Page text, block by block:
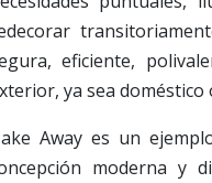
eficiente,
ya sea doméstico
Away es un
moderna y